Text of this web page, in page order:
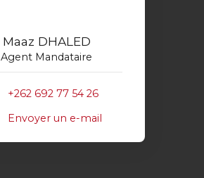
Maaz DHALED
Agent Mandataire
+262 692 77 54 26
Envoyer un e-mail